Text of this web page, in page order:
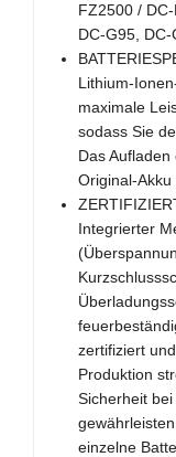
FZ2500 /
DC-G95, DC-
Lithium-
maximale
sodass Sie
Das
Original-Akku
Integrierter
zertifiziert
Produktion
Sicherheit
einzelne